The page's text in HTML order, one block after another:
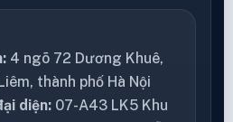
4 ngõ 72 Dương Khuê,
thành phố Hà Nội
diện: 07-A43 LK5 Khu